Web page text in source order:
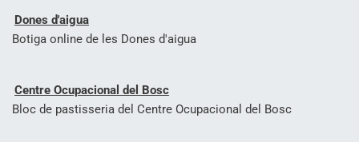
Dones d'aigua
Botiga online de les Dones d'aigua
Centre Ocupacional del Bosc
Bloc de pastisseria del Centre Ocupacional del Bosc